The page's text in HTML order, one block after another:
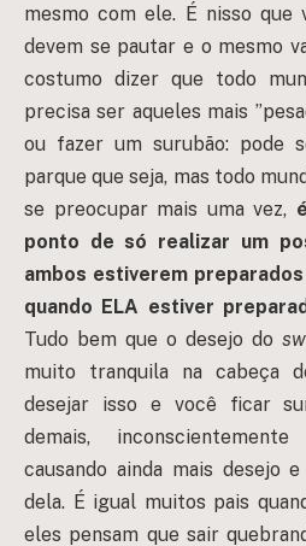
mesmo com ele. É nisso que
devem se pautar e o mesmo
costumo dizer que todo
precisa ser aqueles mais
ou fazer um surubão: pode
parque que seja, mas todo
se preocupar mais uma vez,
ponto de só realizar um
ambos estiverem
quando ELA estiver
Tudo bem que o desejo do
muito tranquila na cabeça
desejar isso e você ficar
demais,
causando ainda mais desejo
dela. É igual muitos pais
eles pensam que sair